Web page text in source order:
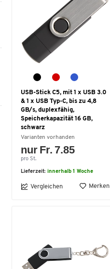
USB-Stick C5, mit 1 x USB 3.0
& 1 x USB Typ-C, bis zu 4,8
GB/s, duplexfähig,
Speicherkapazität 16 GB,
schwarz
Varianten vorhanden
nur Fr. 7.85
pro St.
Lieferzeit: innerhalb 1 Woche
Vergleichen Merken